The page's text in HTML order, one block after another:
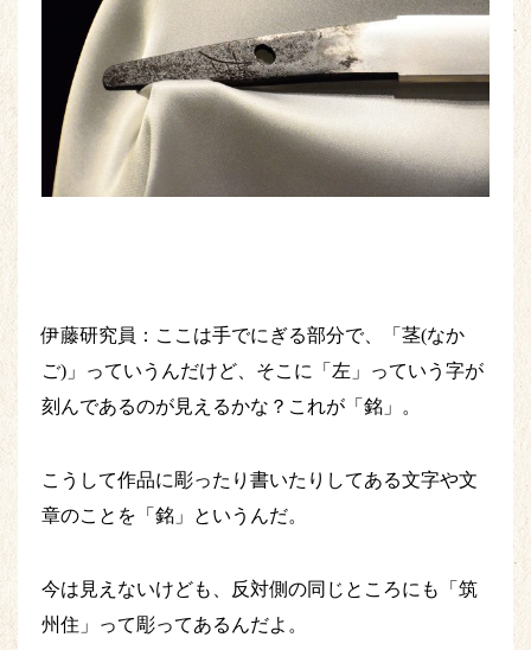
伊藤研究員：ここは手でにぎる部分で、「茎(なか
ご)」っていうんだけど、そこに「左」っていう字が
刻んであるのが見えるかな？これが「銘」。
こうして作品に彫ったり書いたりしてある文字や文
章のことを「銘」というんだ。
今は見えないけども、反対側の同じところにも「筑
州住」って彫ってあるんだよ。